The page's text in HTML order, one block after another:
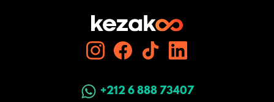
+212 6 888 73407